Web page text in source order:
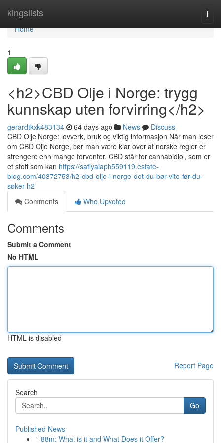
kingslists
Home
Home
1
<h2>CBD Olje i Norge: trygg
kunnskap uten forvirring</h2>
gerardtkxk483134 64 days ago News
Discuss
CBD Olje Norge: lovverk, bruk og viktig informasjon Når man leser
om CBD Olje Norge, bør man være klar over at norske regler er
strengere enn mange forventer. CBD står for cannabidiol, som er
et stoff som kan https://safiyaiaph559119.estate-
blog.com/40372753/h2-cbd-olje-i-norge-det-du-bør-vite-før-du-
søker-h2
Comments
Who Upvoted
Comments
Submit a Comment
No HTML
HTML is disabled
Report Page
Search
Go
Published News
1 88m: What is it and What Does it Offer?